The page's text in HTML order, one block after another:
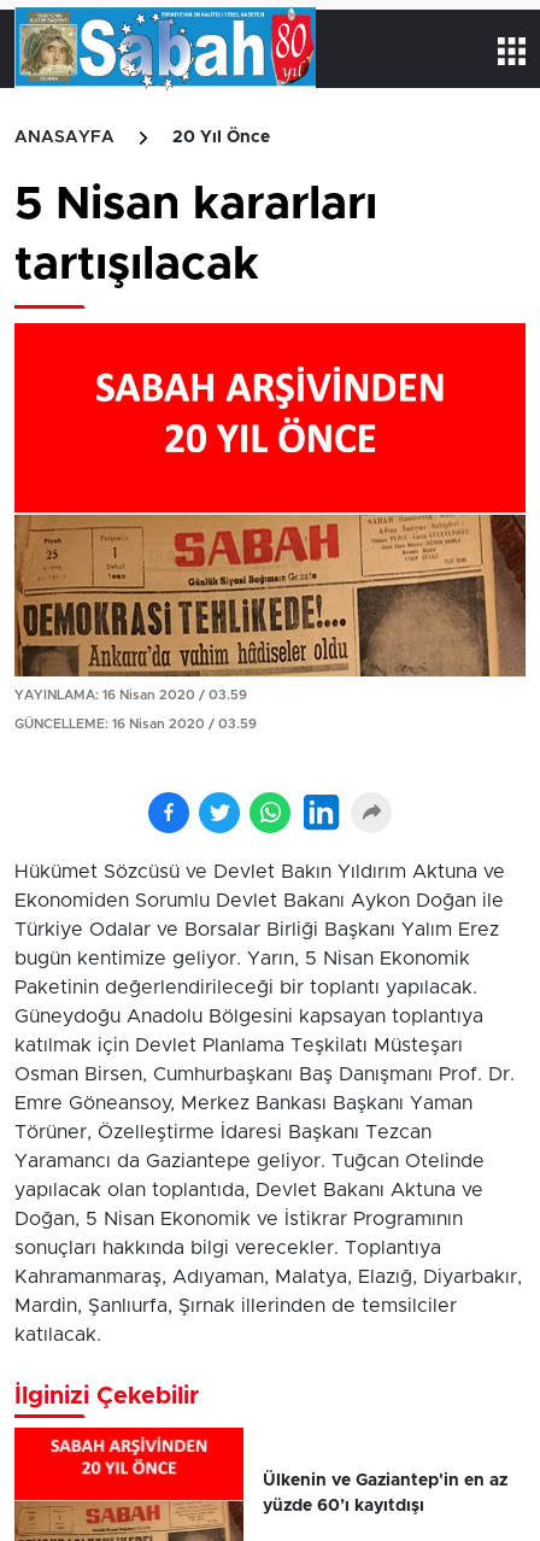
ANASAYFA 20 Yıl Önce
5 Nisan kararları
tartışılacak
YAYINLAMA: 16 Nisan 2020 / 03.59
GÜNCELLEME: 16 Nisan 2020 / 03.59
Hükümet Sözcüsü ve Devlet Bakın Yıldırım Aktuna ve
Ekonomiden Sorumlu Devlet Bakanı Aykon Doğan ile
Türkiye Odalar ve Borsalar Birliği Başkanı Yalım Erez
bugün kentimize geliyor. Yarın, 5 Nisan Ekonomik
Paketinin değerlendirileceği bir toplantı yapılacak.
Güneydoğu Anadolu Bölgesini kapsayan toplantıya
katılmak için Devlet Planlama Teşkilatı Müsteşarı
Osman Birsen, Cumhurbaşkanı Baş Danışmanı Prof. Dr.
Emre Göneansoy, Merkez Bankası Başkanı Yaman
Törüner, Özelleştirme İdaresi Başkanı Tezcan
Yaramancı da Gaziantepe geliyor. Tuğcan Otelinde
yapılacak olan toplantıda, Devlet Bakanı Aktuna ve
Doğan, 5 Nisan Ekonomik ve İstikrar Programının
sonuçları hakkında bilgi verecekler. Toplantıya
Kahramanmaraş, Adıyaman, Malatya, Elazığ, Diyarbakır,
Mardin, Şanlıurfa, Şırnak illerinden de temsilciler
katılacak.
İlginizi Çekebilir
Ülkenin ve Gaziantep'in en az
yüzde 60’ı kayıtdışı